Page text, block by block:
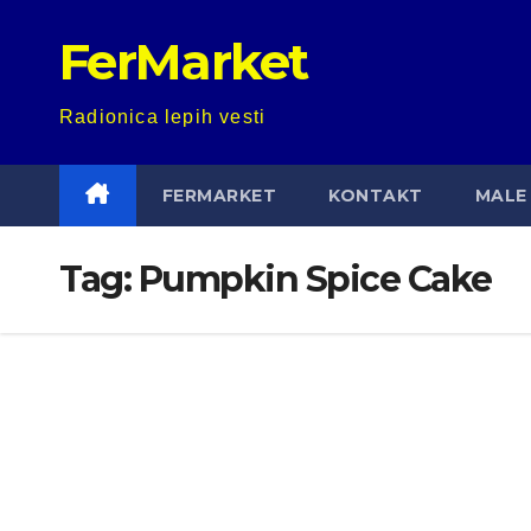
FerMarket
Radionica lepih vesti
FERMARKET KONTAKT MALE
Tag: Pumpkin Spice Cake